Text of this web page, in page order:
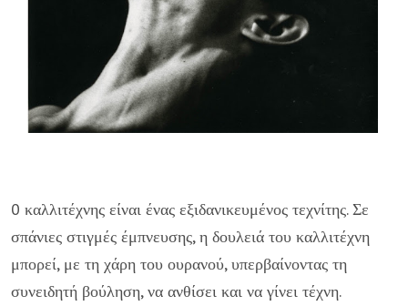
0 καλλιτέχνης είναι ένας εξιδανικευμένος τεχνίτης. Σε
σπάνιες στιγμές έμπνευσης, η δουλειά του καλλιτέχνη
μπορεί, με τη χάρη του ουρανού, υπερβαίνοντας τη
συνειδητή βούληση, να ανθίσει και να γίνει τέχνη.